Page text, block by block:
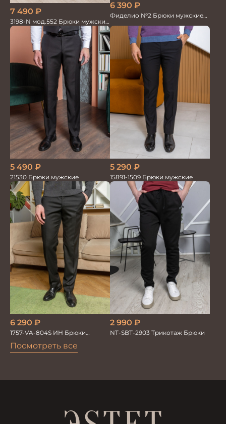
Посмотреть все
7 490 ₽
3198-N мод.552 Брюки мужские
Оверсайз
6 390 ₽
Фиделио №2 Брюки мужские
5 490 ₽
21530 Брюки мужские
5 290 ₽
15891-1509 Брюки мужские
6 290 ₽
1757-VA-804S ИН Брюки
2 990 ₽
NT-SBT-2903 Трикотаж Брюки